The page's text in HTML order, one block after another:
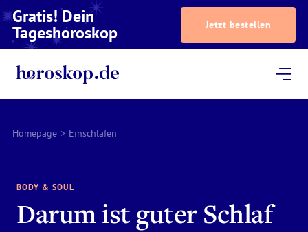
Gratis! Dein
Tageshoroskop Jetzt bestellen
Homepage > Einschlafen
BODY & SOUL
Darum ist guter Schlaf